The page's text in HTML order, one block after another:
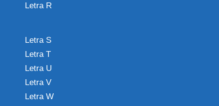
Letra R
Letra S
Letra T
Letra U
Letra V
Letra W